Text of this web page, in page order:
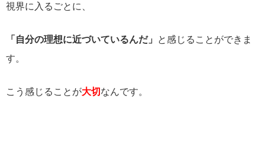
視界に入るごとに、
「自分の理想に近づいているんだ」
と感じることができま
す。
こう感じることが大切なんです。